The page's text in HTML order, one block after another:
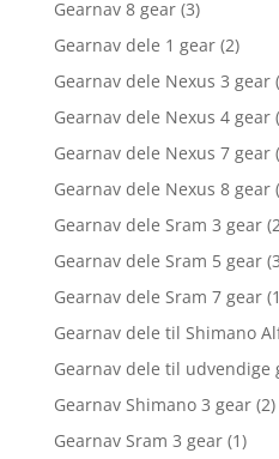
Gearnav 8 gear (3)
Gearnav dele 1 gear (2)
Gearnav dele Nexus 3 gear
Gearnav dele Nexus 4 gear
Gearnav dele Nexus 7 gear
Gearnav dele Nexus 8 gear
Gearnav dele Sram 3 gear
Gearnav dele Sram 5 gear
Gearnav dele Sram 7 gear
Gearnav dele til Shimano
Gearnav dele til udvendige
Gearnav Shimano 3 gear (2)
Gearnav Sram 3 gear (1)